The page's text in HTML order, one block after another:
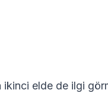
elde de ilgi